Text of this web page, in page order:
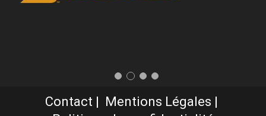
Contact
Mentions Légales